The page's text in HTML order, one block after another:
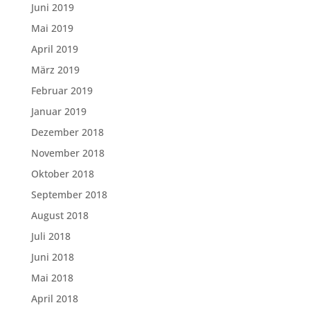
Juni 2019
Mai 2019
April 2019
März 2019
Februar 2019
Januar 2019
Dezember 2018
November 2018
Oktober 2018
September 2018
August 2018
Juli 2018
Juni 2018
Mai 2018
April 2018